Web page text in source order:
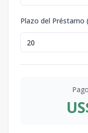
Plazo del Préstamo